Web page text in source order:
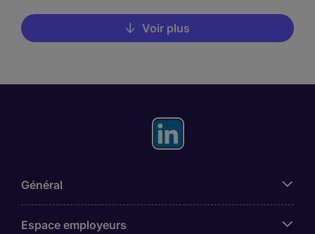
Voir plus
Général
Espace employeurs